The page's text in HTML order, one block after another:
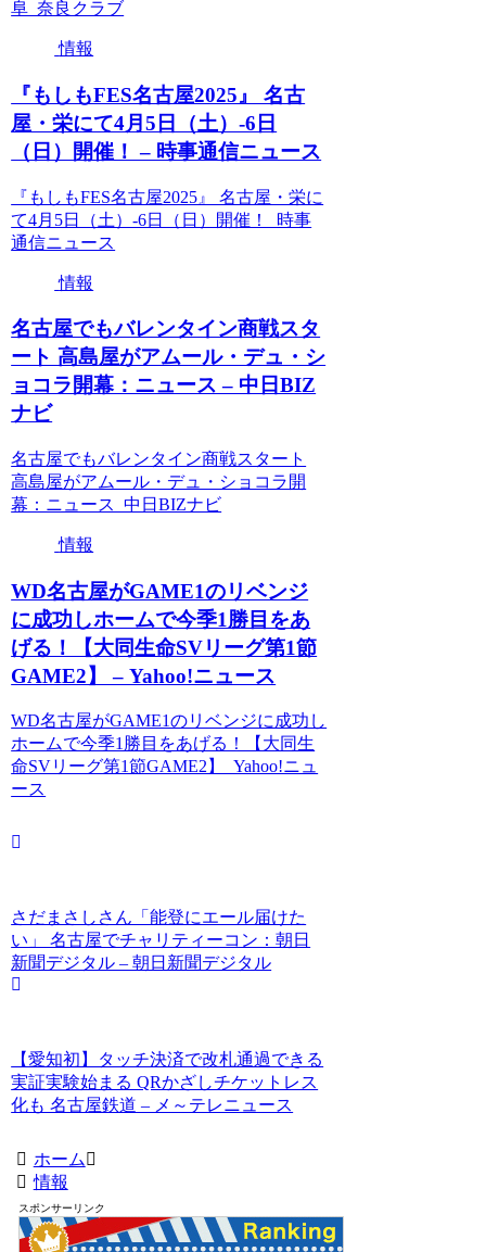
阜 奈良クラブ
情報
『もしもFES名古屋2025』 名古
屋・栄にて4月5日（土）-6日
（日）開催！ – 時事通信ニュース
『もしもFES名古屋2025』 名古屋・栄に
て4月5日（土）-6日（日）開催！ 時事
通信ニュース
情報
名古屋でもバレンタイン商戦スタ
ート 高島屋がアムール・デュ・シ
ョコラ開幕：ニュース – 中日BIZ
ナビ
名古屋でもバレンタイン商戦スタート
高島屋がアムール・デュ・ショコラ開
幕：ニュース 中日BIZナビ
情報
WD名古屋がGAME1のリベンジ
に成功しホームで今季1勝目をあ
げる！【大同生命SVリーグ第1節
GAME2】 – Yahoo!ニュース
WD名古屋がGAME1のリベンジに成功し
ホームで今季1勝目をあげる！【大同生
命SVリーグ第1節GAME2】 Yahoo!ニュ
ース
さだまさしさん「能登にエール届けた
い」 名古屋でチャリティーコン：朝日
新聞デジタル – 朝日新聞デジタル
【愛知初】タッチ決済で改札通過できる
実証実験始まる QRかざしチケットレス
化も 名古屋鉄道 – メ～テレニュース
ホーム
情報
スポンサーリンク